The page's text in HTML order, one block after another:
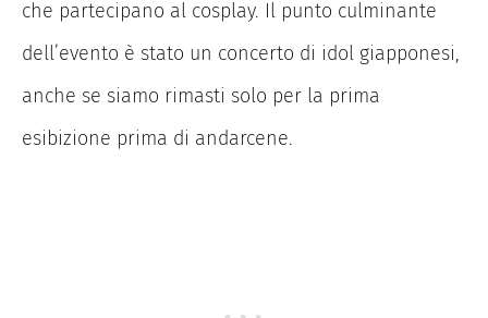
che partecipano al cosplay. Il punto culminante
dell’evento è stato un concerto di idol giapponesi,
anche se siamo rimasti solo per la prima
esibizione prima di andarcene.